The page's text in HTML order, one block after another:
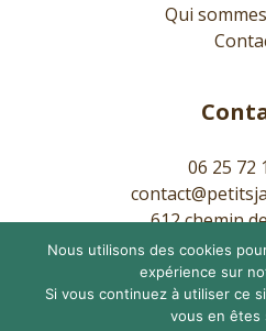
Qui
06 25 72
612 chemin
38380 Saint-
Mentions
Nous utilisons des cookies
expérience sur
Si vous continuez à utiliser ce
vous en êtes